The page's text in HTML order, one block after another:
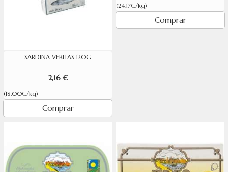
SARDINA VERITAS 120G
2,16 €
(18.00€/kg)
Comprar
(24.17€/kg)
Comprar